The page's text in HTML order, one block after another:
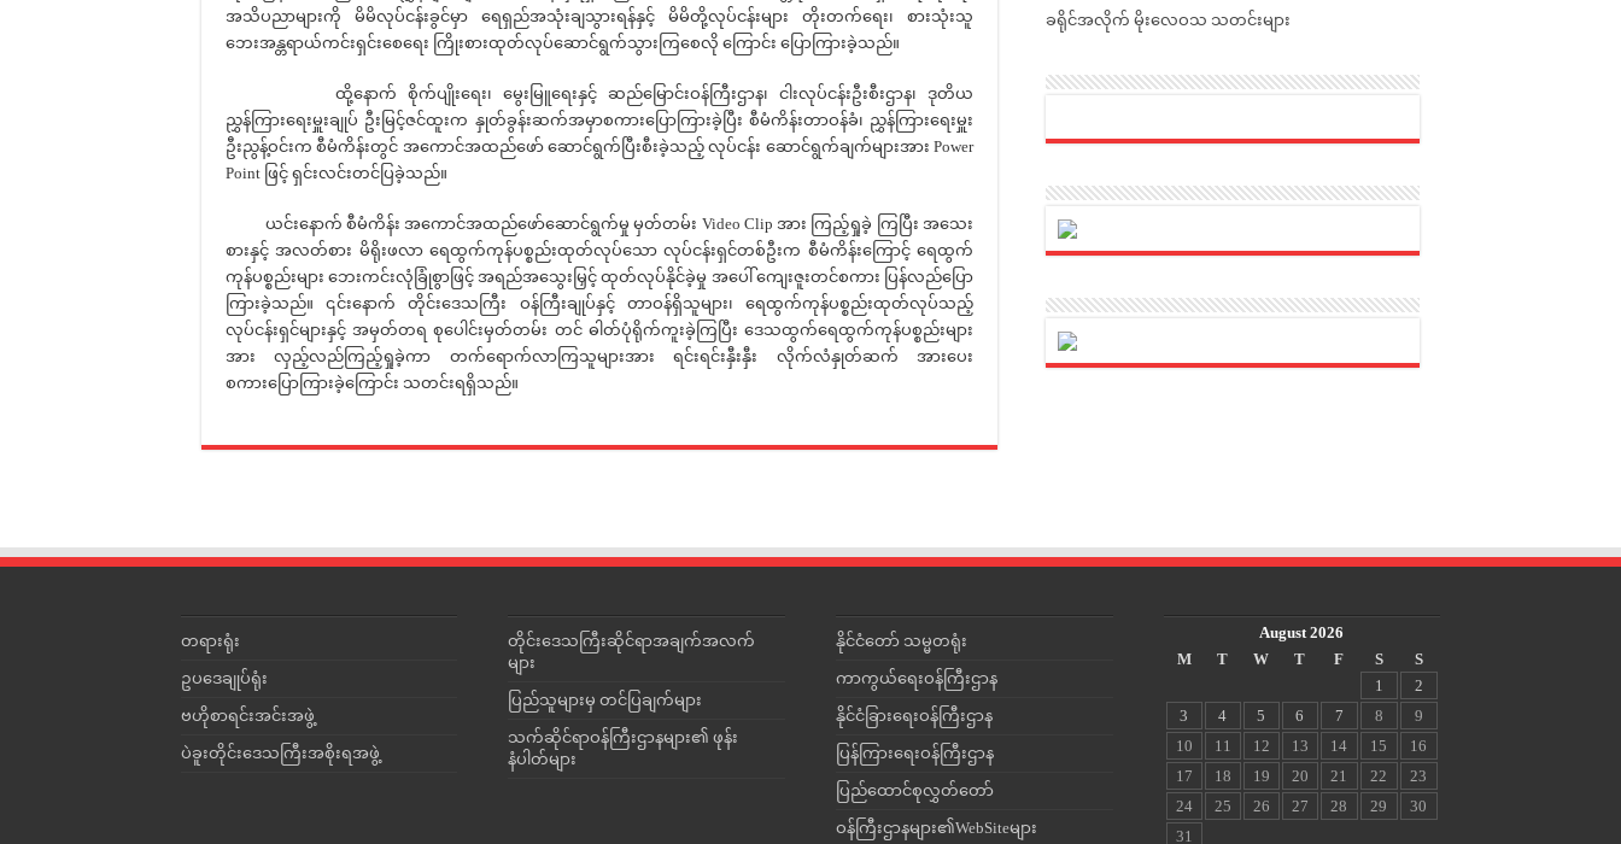
အသိပညာများကို မိမိလုပ်ငန်းခွင်မှာ ရေရှည်အသုံးချသွားရန်နှင့် မိမိတို့လုပ်ငန်းများ တိုးတက်ရေး၊ စားသုံးသူ
ဘေးအန္တရာယ်ကင်းရှင်းစေရေး ကြိုးစားထုတ်လုပ်ဆောင်ရွက်သွားကြစေလို ကြောင်း ပြောကြားခဲ့သည်။
ထို့နောက် စိုက်ပျိုးရေး၊ မွေးမြူရေးနှင့် ဆည်မြောင်းဝန်ကြီးဌာန၊ ငါးလုပ်ငန်းဦးစီးဌာန၊ ဒုတိယ
ညွှန်ကြားရေးမှူးချုပ် ဦးမြင့်ဇင်ထူးက နှုတ်ခွန်းဆက်အမှာစကားပြောကြားခဲ့ပြီး စီမံကိန်းတာဝန်ခံ၊ ညွှန်ကြားရေးမှူး
ဦးညွန့်ဝင်းက စီမံကိန်းတွင် အကောင်အထည်ဖော် ဆောင်ရွက်ပြီးစီးခဲ့သည့် လုပ်ငန်း ဆောင်ရွက်ချက်များအား Power
Point ဖြင့် ရှင်းလင်းတင်ပြခဲ့သည်။
ယင်းနောက် စီမံကိန်း အကောင်အထည်ဖော်ဆောင်ရွက်မှု မှတ်တမ်း Video Clip အား ကြည့်ရှုခဲ့ ကြပြီး အသေး
စားနှင့် အလတ်စား မိရိုးဖလာ ရေထွက်ကုန်ပစ္စည်းထုတ်လုပ်သော လုပ်ငန်းရှင်တစ်ဦးက စီမံကိန်းကြောင့် ရေထွက်
ကုန်ပစ္စည်းများ ဘေးကင်းလုံခြုံစွာဖြင့် အရည်အသွေးမြှင့် ထုတ်လုပ်နိုင်ခဲ့မှု အပေါ် ကျေးဇူးတင်စကား ပြန်လည်ပြော
ကြားခဲ့သည်။ ၎င်းနောက် တိုင်းဒေသကြီး ဝန်ကြီးချုပ်နှင့် တာဝန်ရှိသူများ၊ ရေထွက်ကုန်ပစ္စည်းထုတ်လုပ်သည့်
လုပ်ငန်းရှင်များနှင့် အမှတ်တရ စုပေါင်းမှတ်တမ်း တင် ဓါတ်ပုံရိုက်ကူးခဲ့ကြပြီး ဒေသထွက်ရေထွက်ကုန်ပစ္စည်းများ
အား လှည့်လည်ကြည့်ရှုခဲ့ကာ တက်ရောက်လာကြသူများအား ရင်းရင်းနှီးနှီး လိုက်လံနှုတ်ဆက် အားပေး
စကားပြောကြားခဲ့ကြောင်း သတင်းရရှိသည်။
ခရိုင်အလိုက် မိုးလေဝသ သတင်းများ
တရားရုံး
ဥပဒေချုပ်ရုံး
ဗဟိုစာရင်းအင်းအဖွဲ့
ပဲခူးတိုင်းဒေသကြီးအစိုးရအဖွဲ့
တိုင်းဒေသကြီးဆိုင်ရာအချက်အလက်
များ
ပြည်သူများမှ တင်ပြချက်များ
သက်ဆိုင်ရာဝန်ကြီးဌာနများ၏ ဖုန်း
နံပါတ်များ
နိုင်ငံတော် သမ္မတရုံး
ကာကွယ်ရေးဝန်ကြီးဌာန
နိုင်ငံခြားရေးဝန်ကြီးဌာန
ပြန်ကြားရေးဝန်ကြီးဌာန
ပြည်ထောင်စုလွှတ်တော်
ဝန်ကြီးဌာနများ၏WebSiteများ
August 2026
M
T W T F S
S
1
2
3
4 5 6 7 8
9
10
11 12 13 14 15
16
17
18 19 20 21 22
23
24
25 26 27 28 29
30
31